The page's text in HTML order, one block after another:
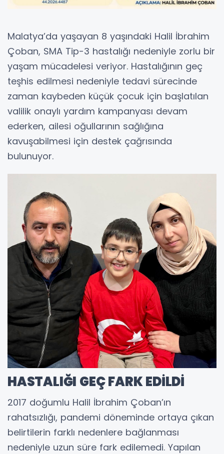
Malatya’da yaşayan 8 yaşındaki Halil İbrahim
Çoban, SMA Tip-3 hastalığı nedeniyle zorlu bir
yaşam mücadelesi veriyor. Hastalığının geç
teşhis edilmesi nedeniyle tedavi sürecinde
zaman kaybeden küçük çocuk için başlatılan
valilik onaylı yardım kampanyası devam
ederken, ailesi oğullarının sağlığına
kavuşabilmesi için destek çağrısında
bulunuyor.
HASTALIĞI GEÇ FARK EDİLDİ
2017 doğumlu Halil İbrahim Çoban’ın
rahatsızlığı, pandemi döneminde ortaya çıkan
belirtilerin farklı nedenlere bağlanması
nedeniyle uzun süre fark edilemedi. Yapılan